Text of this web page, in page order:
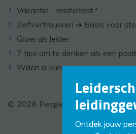
Vakantie… relatietest?
Zelfvertrouwen ➔ Basis voor
Groei als leider
7 tips om te denken als een
Willen is kunnen
© 2026 PeopleCoaching -
Ontdek jouw